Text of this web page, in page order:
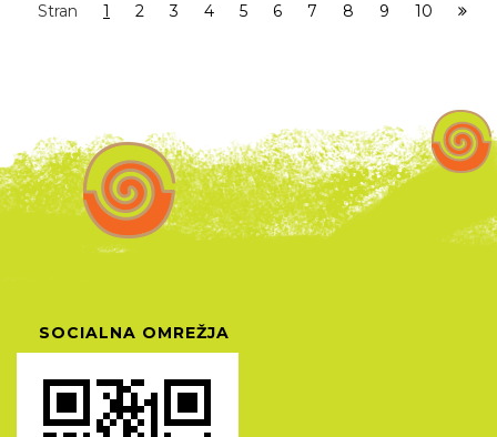
Stran 1 2 3 4 5 6 7 8 9 10
SOCIALNA OMREŽJA